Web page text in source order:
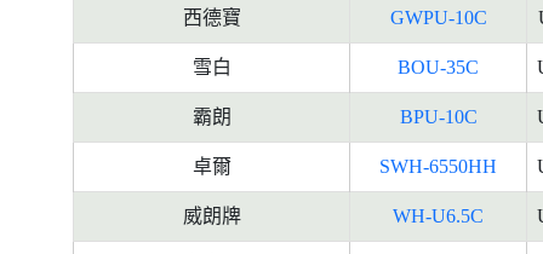
西德寶 GWPU-10C
雪白 BOU-35C
霸朗 BPU-10C
卓爾 SWH-6550HH
威朗牌 WH-U6.5C